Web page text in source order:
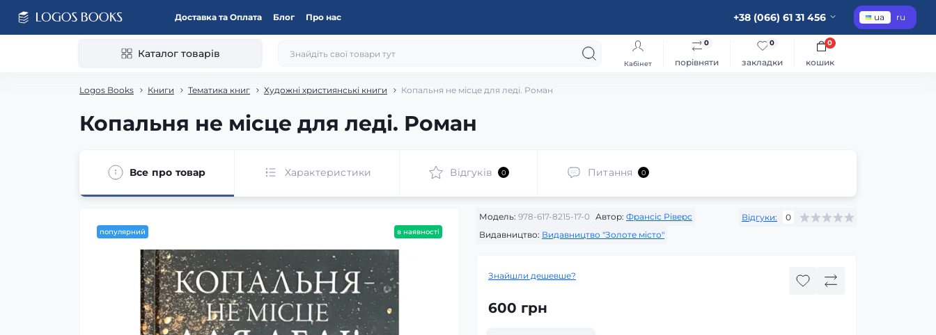
Доставка та Оплата Блог Про нас +38 (066) 61 31 456 ua ru
Каталог товарів
Кабінет порівняти
0
закладки
0
кошик
0
Logos Books Книги Тематика книг Художні християнські книги Копальня не місце для леді. Роман
Копальня не місце для леді. Роман
Все про товар Характеристики Відгуків 0 Питання 0
популярний в наявності
Модель: 978-617-8215-17-0 Автор: Франсіс Ріверс
Видавництво: Видавництво "Золоте місто"
Відгуки: 0
Знайшли дешевше?
600 грн